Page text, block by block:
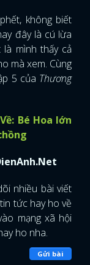
không biết
đây là cú lừa
mình thấy cả
mà xem. Cùng
5 của Thương
Bé Hoa lớn
nhiều bài viết
tức hay ho về
mạng xã hội
ho nha.
Gửi bài